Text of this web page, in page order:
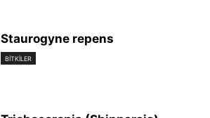
Staurogyne repens
BİTKİLER